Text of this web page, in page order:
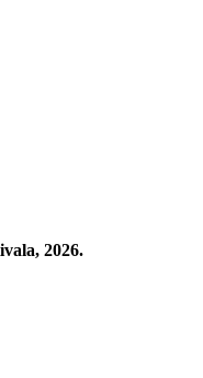
2026.